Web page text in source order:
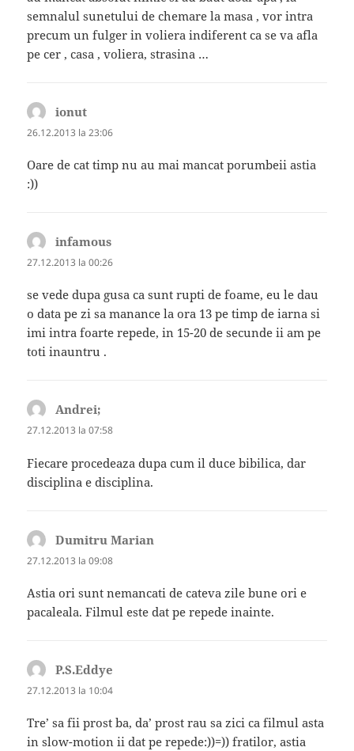
semnalul sunetului de chemare la masa , vor intra
precum un fulger in voliera indiferent ca se va afla
pe cer , casa , voliera, strasina …
ionut
26.12.2013 la 23:06
Oare de cat timp nu au mai mancat porumbeii astia
:))
infamous
27.12.2013 la 00:26
se vede dupa gusa ca sunt rupti de foame, eu le dau
o data pe zi sa manance la ora 13 pe timp de iarna si
imi intra foarte repede, in 15-20 de secunde ii am pe
toti inauntru .
Andrei;
27.12.2013 la 07:58
Fiecare procedeaza dupa cum il duce bibilica, dar
disciplina e disciplina.
Dumitru Marian
27.12.2013 la 09:08
Astia ori sunt nemancati de cateva zile bune ori e
pacaleala. Filmul este dat pe repede inainte.
P.S.Eddye
27.12.2013 la 10:04
Tre’ sa fii prost ba, da’ prost rau sa zici ca filmul asta
in slow-motion ii dat pe repede:))=)) fratilor, astia